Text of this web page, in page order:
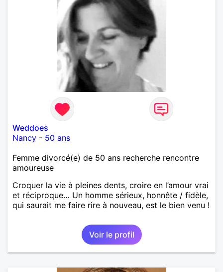
Weddoes
Nancy - 50 ans
Femme divorcé(e) de 50 ans recherche rencontre
amoureuse
Croquer la vie à pleines dents, croire en l’amour vrai
et réciproque… Un homme sérieux, honnête / fidèle,
qui saurait me faire rire à nouveau, est le bien venu !
Voir le profil